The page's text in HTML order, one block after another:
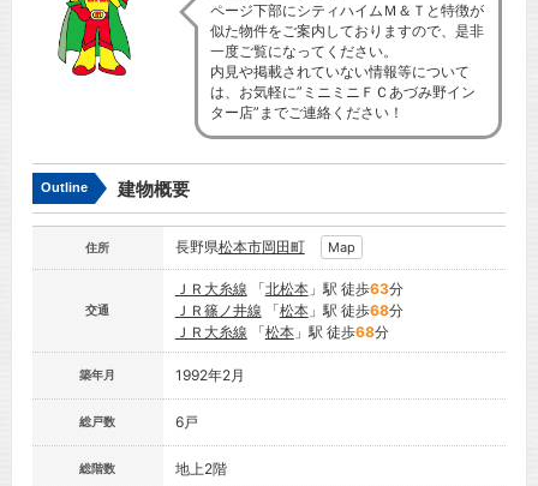
ページ下部にシティハイムＭ＆Ｔと特徴が
似た物件をご案内しておりますので、是非
一度ご覧になってください。
内見や掲載されていない情報等について
は、お気軽に”ミニミニＦＣあづみ野イン
ター店”までご連絡ください！
Outline 建物概要
住所 長野県松本市岡田町 Map
交通
ＪＲ大糸線 「北松本」駅 徒歩63分
ＪＲ篠ノ井線 「松本」駅 徒歩68分
ＪＲ大糸線 「松本」駅 徒歩68分
築年月 1992年2月
総戸数 6戸
総階数 地上2階